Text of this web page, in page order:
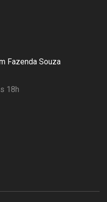
Fazenda Souza
18h